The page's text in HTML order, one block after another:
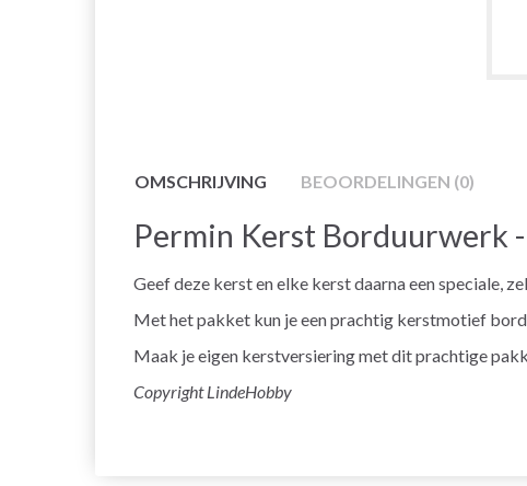
OMSCHRIJVING BEOORDELINGEN (0)
Permin Kerst Borduurwerk
Geef deze kerst en elke kerst daarna een speciale,
Met het pakket kun je een prachtig kerstmotief
Maak je eigen kerstversiering met dit prachtige
Copyright LindeHobby